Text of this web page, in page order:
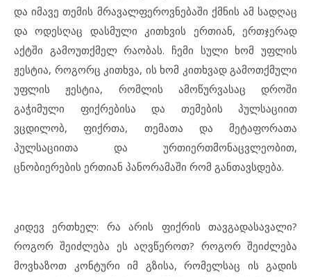
და იმავე თემის მრავალფეროვნებაში ქმნის ამ სადღაც
და ოდესღაც დასმული კითხვის ერთიან, ერთჯერად
აქტში გამოუთქმელ რაობას. ჩემი სული ხომ უფლის
ჟესტია, როგორც კითხვა, ის ხომ კითხვად გამოთქმული
უფლის ჟესტია, რომლის ამოწურვასაც დროში
გაჭიმული ფიქრებისა და თემების პულსაციით
ვცდილობ, ფიქრთა, თემათა და მეტაფორათა
პულსაციითა და ურთიერთმონაცვლეობით,
ცნობიერების ერთიან პანორამაში რომ განთავსდება.
კიდევ ერთხელ: რა არის ფიქრის თავგადასავალი?
როგორ შეიძლება ეს აღვწეროთ? როგორ შეიძლება
მოვხაზოთ კონტური იმ გზისა, რომელსაც ის გადის